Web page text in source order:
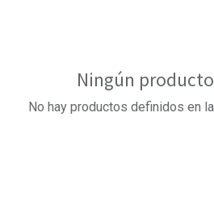
Ningún
No hay productos definidos en